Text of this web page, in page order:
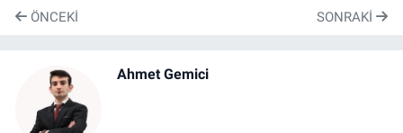
ÖNCEKI SONRAKI
Ahmet Gemici